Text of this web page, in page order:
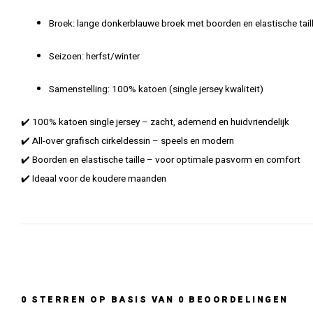
Broek: lange donkerblauwe broek met boorden en elastische
Seizoen: herfst/winter
Samenstelling: 100% katoen (single jersey kwaliteit)
✔️ 100% katoen single jersey – zacht, ademend en huidvriendelijk
✔️ All-over grafisch cirkeldessin – speels en modern
✔️ Boorden en elastische taille – voor optimale pasvorm en comfort
✔️ Ideaal voor de koudere maanden
0 STERREN OP BASIS VAN 0 BEOORDELINGEN